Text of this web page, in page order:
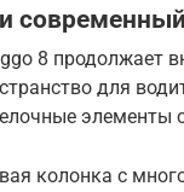
8 продолжает
для
элементы
колонка с